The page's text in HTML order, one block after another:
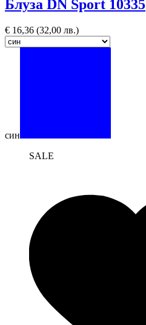
Блуза DN Sport 10335
€ 16,36 (32,00 лв.)
син
SALE